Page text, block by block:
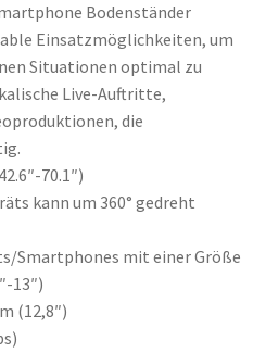
Bodenständer
Einsatzmöglichkeiten, um
Situationen optimal zu
Live-Auftritte,
die
70.1″)
kann um 360° gedreht
Smartphones mit einer Größe
13″)
(12,8″)